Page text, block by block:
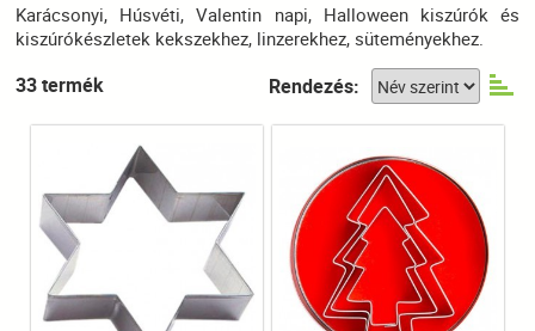
Karácsonyi, Húsvéti, Valentin napi, Halloween kiszúrók és
kiszúrókészletek kekszekhez, linzerekhez, süteményekhez.
33 termék Rendezés: